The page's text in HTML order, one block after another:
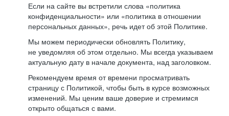
Если на сайте вы встретили слова «политика
конфиденциальности» или «политика в отношении
персональных данных», речь идет об этой Политике.
Мы можем периодически обновлять Политику,
не уведомляя об этом отдельно. Мы всегда указываем
актуальную дату в начале документа, над заголовком.
Рекомендуем время от времени просматривать
страницу с Политикой, чтобы быть в курсе возможных
изменений. Мы ценим ваше доверие и стремимся
открыто общаться с вами.